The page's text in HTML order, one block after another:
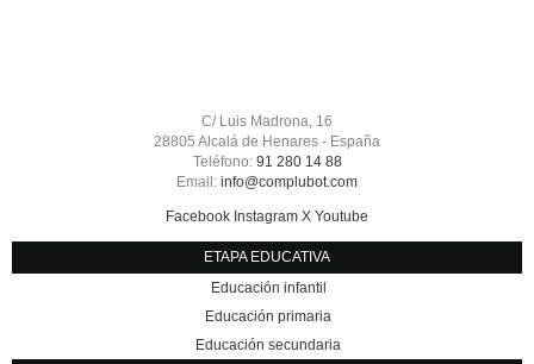
C/ Luis Madrona, 16
28805 Alcalá de Henares - España
Teléfono: 91 280 14 88
Email: info@complubot.com
Facebook Instagram X Youtube
ETAPA EDUCATIVA
Educación infantil
Educación primaria
Educación secundaria